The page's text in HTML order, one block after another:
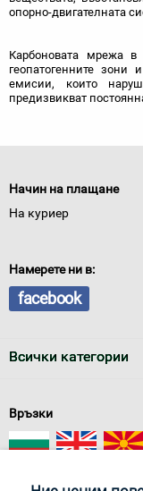
опорно-двигателната
Карбоновата мрежа в
геопатогенните зони
емисии, които
предизвикват
Начин на плащане
На куриер
Намерете ни в:
facebook
Всички категории
Връзки